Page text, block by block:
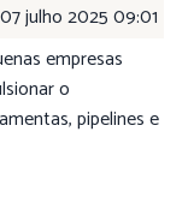
07 julho 2025 09:01
empresas
o
pipelines e